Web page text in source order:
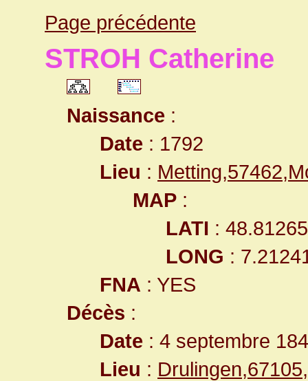
Page précédente
STROH Catherine
Naissance :
Date : 1792
Lieu :
MAP :
LATI :
LONG :
FNA : YES
Décès :
Date : 4 septembre
Lieu :